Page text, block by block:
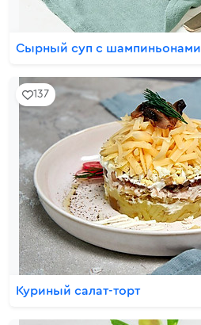
Сырный суп с шампиньонами
137
Куриный салат-торт